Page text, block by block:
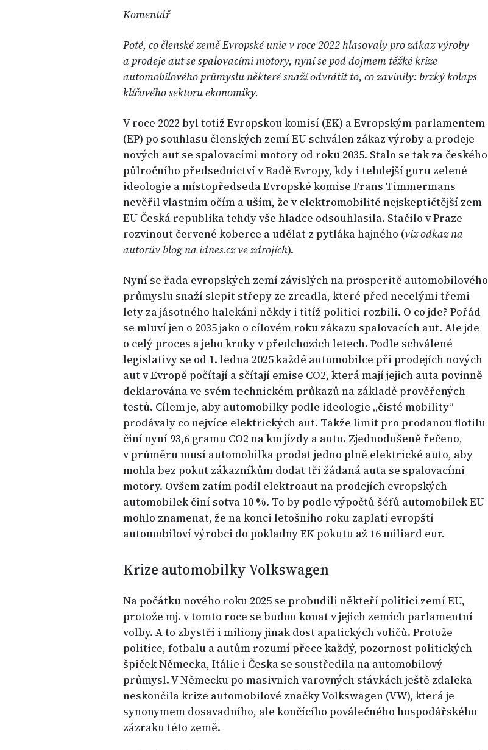
Komentář
Poté, co členské země Evropské unie v roce 2022 hlasovaly pro zákaz výroby
a prodeje aut se spalovacími motory, nyní se pod dojmem těžké krize
automobilového průmyslu některé snaží odvrátit to, co zavinily: brzký kolaps
klíčového sektoru ekonomiky.
V roce 2022 byl totiž Evropskou komisí (EK) a Evropským parlamentem
(EP) po souhlasu členských zemí EU schválen zákaz výroby a prodeje
nových aut se spalovacími motory od roku 2035. Stalo se tak za českého
půlročního předsednictví v Radě Evropy, kdy i tehdejší guru zelené
ideologie a místopředseda Evropské komise Frans Timmermans
nevěřil vlastním očím a uším, že v elektromobilitě nejskeptičtější zem
EU Česká republika tehdy vše hladce odsouhlasila. Stačilo v Praze
rozvinout červené koberce a udělat z pytláka hajného (viz odkaz na
autorův blog na idnes.cz ve zdrojích).
Nyní se řada evropských zemí závislých na prosperitě automobilového
průmyslu snaží slepit střepy ze zrcadla, které před necelými třemi
lety za jásotného halekání někdy i titíž politici rozbili. O co jde? Pořád
se mluví jen o 2035 jako o cílovém roku zákazu spalovacích aut. Ale jde
o celý proces a jeho kroky v předchozích letech. Podle schválené
legislativy se od 1. ledna 2025 každé automobilce při prodejích nových
aut v Evropě počítají a sčítají emise CO2, která mají jejich auta povinně
deklarována ve svém technickém průkazů na základě prověřených
testů. Cílem je, aby automobilky podle ideologie „čisté mobility“
prodávaly co nejvíce elektrických aut. Takže limit pro prodanou flotilu
činí nyní 93,6 gramu CO2 na km jízdy a auto. Zjednodušeně řečeno,
v průměru musí automobilka prodat jedno plně elektrické auto, aby
mohla bez pokut zákazníkům dodat tři žádaná auta se spalovacími
motory. Ovšem zatím podíl elektroaut na prodejích evropských
automobilek činí sotva 10 %. To by podle výpočtů šéfů automobilek EU
mohlo znamenat, že na konci letošního roku zaplatí evropští
automobiloví výrobci do pokladny EK pokutu až 16 miliard eur.
Krize automobilky Volkswagen
Na počátku nového roku 2025 se probudili někteří politici zemí EU,
protože mj. v tomto roce se budou konat v jejich zemích parlamentní
volby. A to zbystří i miliony jinak dost apatických voličů. Protože
politice, fotbalu a autům rozumí přece každý, pozornost politických
špiček Německa, Itálie i Česka se soustředila na automobilový
průmysl. V Německu po masivních varovných stávkách ještě zdaleka
neskončila krize automobilové značky Volkswagen (VW), která je
synonymem dosavadního, ale končícího poválečného hospodářského
zázraku této země.